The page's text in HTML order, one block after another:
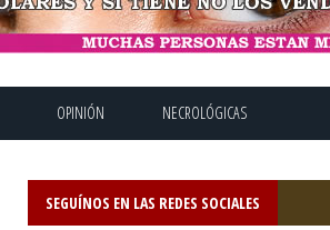
OPINIÓN NECROLÓGICAS
SEGUÍNOS EN LAS REDES SOCIALES